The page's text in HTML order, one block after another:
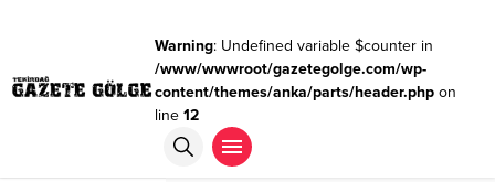
Warning: Undefined variable $counter in
/www/wwwroot/gazetegolge.com/wp-
content/themes/anka/parts/header.phpon
line 12